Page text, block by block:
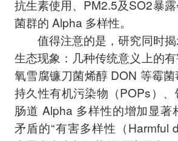
抗生素使用、PM2.5及SO2暴
菌群的 Alpha 多样性。
值得注意的是，研究同时揭
生态现象：几种传统意义上的
氧雪腐镰刀菌烯醇 DON 等霉
持久性有机污染物（POPs）
肠道 Alpha 多样性的增加显著
矛盾的“有害多样性（Harmful